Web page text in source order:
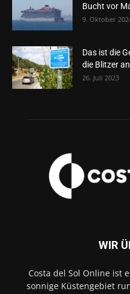
Bucht vor
9. Oktober
Das ist die
die Blitzer
26. Juli 2023
WIR
Costa del Sol Online ist
sonnige Küstengebiet